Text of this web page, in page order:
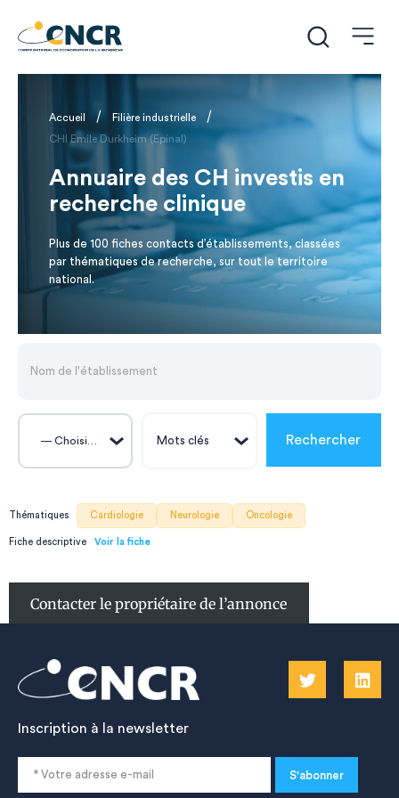
Accueil / Filière industrielle /
CHI Emile Durkheim (Epinal)
Annuaire des CH investis en
recherche clinique
Plus de 100 fiches contacts d’établissements, classées
par thématiques de recherche, sur tout le territoire
national.
Thématiques Cardiologie Neurologie Oncologie
Fiche descriptive
Contacter le propriétaire de l’annonce
Inscription à la newsletter
S'abonner